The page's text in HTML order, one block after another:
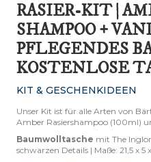
RASIER-KIT |
SHAMPOO +
PFLEGENDES
KOSTENLOSE
KIT & GESCHENKIDEEN
Unser Kit ist für alle Arten von
Amber Rasiershampoo (100ml)
Baumwolltasche mit The
schwarzen Details | Maße: 21,5 x 5